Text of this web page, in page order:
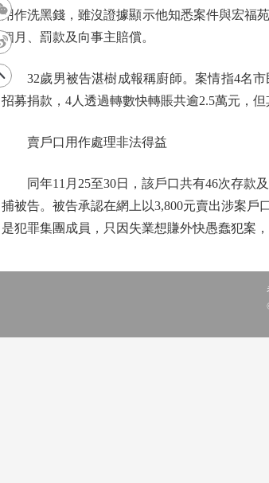
用作洗黑錢，雖沒證據顯示他知悉案件與宏福
個月、罰款及向事主賠償。
32歲男被告湛樹成報稱廚師。案情指4名市
招募捐款，4人透過轉數快轉賬共逾2.5萬元，
賣戶口用作處理非法得益
同年11月25至30日，該戶口共有46次存款及
捕被告。被告承認在網上以3,800元賣出涉案
是犯罪集團成員，只因失業想賺外快愚蠢犯案